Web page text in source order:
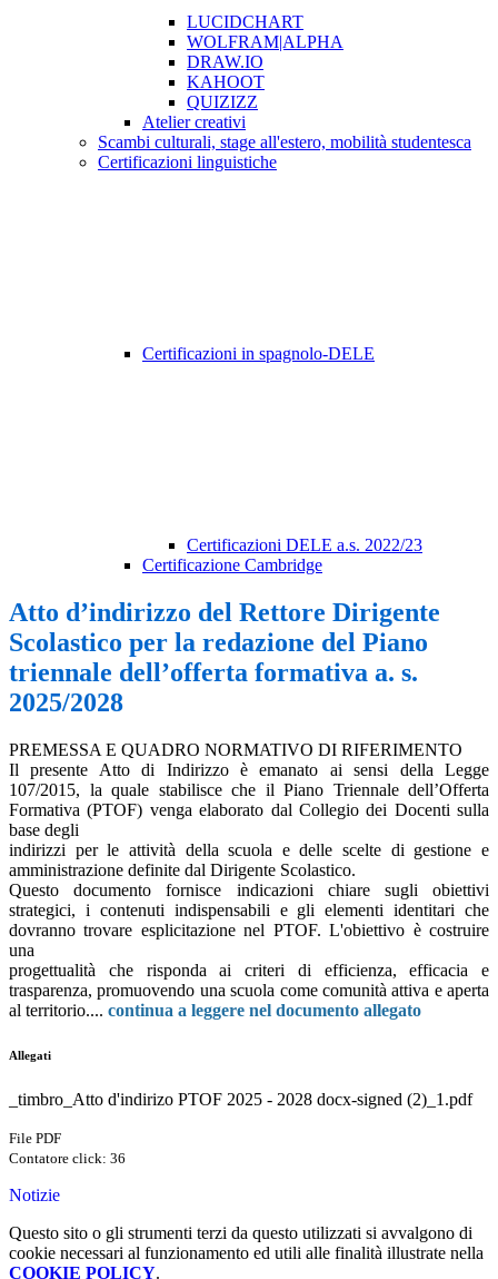
LUCIDCHART
WOLFRAM|ALPHA
DRAW.IO
KAHOOT
QUIZIZZ
Atelier creativi
Scambi culturali, stage all'estero, mobilità studentesca
Certificazioni linguistiche
Certificazioni in spagnolo-DELE
Certificazioni DELE a.s. 2022/23
Certificazione Cambridge
Atto d’indirizzo del Rettore Dirigente
Scolastico per la redazione del Piano
triennale dell’offerta formativa a. s.
2025/2028
PREMESSA E QUADRO NORMATIVO DI RIFERIMENTO
Il presente Atto di Indirizzo è emanato ai sensi della Legge
107/2015, la quale stabilisce che il Piano Triennale dell’Offerta
Formativa (PTOF) venga elaborato dal Collegio dei Docenti sulla
base degli
indirizzi per le attività della scuola e delle scelte di gestione e
amministrazione definite dal Dirigente Scolastico.
Questo documento fornisce indicazioni chiare sugli obiettivi
strategici, i contenuti indispensabili e gli elementi identitari che
dovranno trovare esplicitazione nel PTOF. L'obiettivo è costruire
una
progettualità che risponda ai criteri di efficienza, efficacia e
trasparenza, promuovendo una scuola come comunità attiva e aperta
al territorio.... continua a leggere nel documento allegato
Allegati
_timbro_Atto d'indirizo PTOF 2025 - 2028 docx-signed (2)_1.pdf
File PDF
Contatore click: 36
Notizie
Questo sito o gli strumenti terzi da questo utilizzati si avvalgono di
cookie necessari al funzionamento ed utili alle finalità illustrate nella
COOKIE POLICY.